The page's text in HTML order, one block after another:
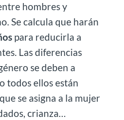
hombres y
Se calcula que harán
para reducirla a
Las diferencias
se deben a
todos ellos están
se asigna a la mujer
crianza…